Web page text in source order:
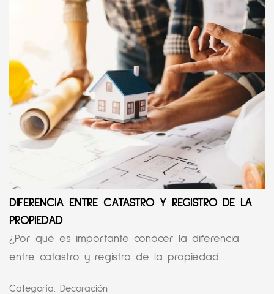
DIFERENCIA ENTRE CATASTRO Y REGISTRO DE LA
PROPIEDAD
¿Por qué es importante conocer la diferencia
entre catastro y registro de la propiedad...
Categoría: Decoración